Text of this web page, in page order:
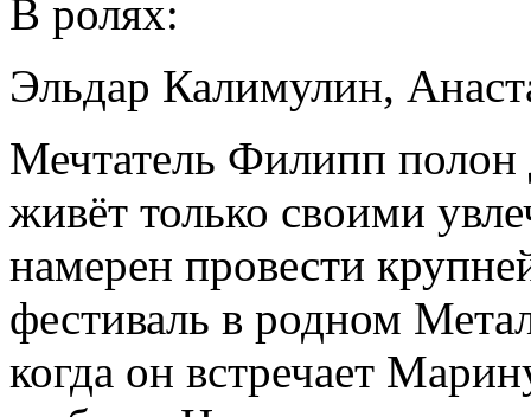
В ролях:
Эльдар Калимулин,
Мечтатель Филипп
живёт только своими
намерен провести
фестиваль в родном
когда он встречает